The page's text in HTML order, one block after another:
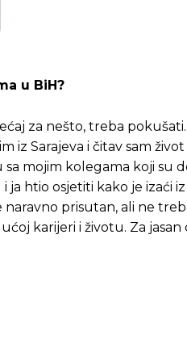
u BiH?
za nešto, treba
iz Sarajeva i čitav sam
mojim kolegama koji su
htio osjetiti kako je izaći
naravno prisutan, ali ne
karijeri i životu. Za jasan